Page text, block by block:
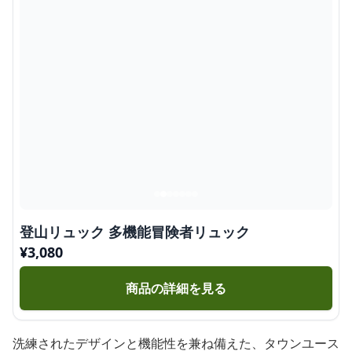
登山リュック 多機能冒険者リュック
¥3,080
商品の詳細を見る
洗練されたデザインと機能性を兼ね備えた、タウンユース